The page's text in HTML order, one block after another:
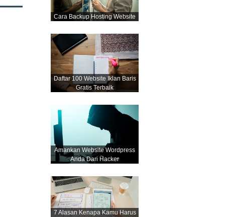
Cara Backup Hosting Website
Daftar 100 Website Iklan Baris
Gratis Terbaik
Amankan Website Wordpress
Anda Dari Hacker
7 Alasan Kenapa Kamu Harus